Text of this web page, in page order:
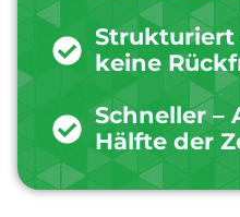
Strukturiert
keine
Schneller –
Hälfte der